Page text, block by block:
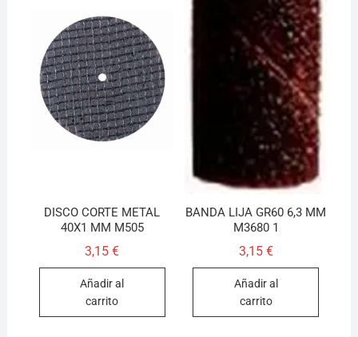
DISCO CORTE METAL
40X1 MM M505
3,15€
Añadir al
carrito
BANDA LIJA GR60 6,3 MM
M3680 1
3,15 €
Añadir al
carrito